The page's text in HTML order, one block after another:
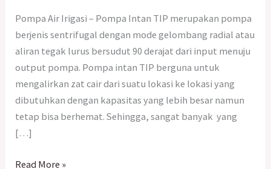
Pompa Air Irigasi – Pompa Intan TIP merupakan pompa
berjenis sentrifugal dengan mode gelombang radial atau
aliran tegak lurus bersudut 90 derajat dari input menuju
output pompa. Pompa intan TIP berguna untuk
mengalirkan zat cair dari suatu lokasi ke lokasi yang
dibutuhkan dengan kapasitas yang lebih besar namun
tetap bisa berhemat. Sehingga, sangat banyak yang
[…]
Read More »